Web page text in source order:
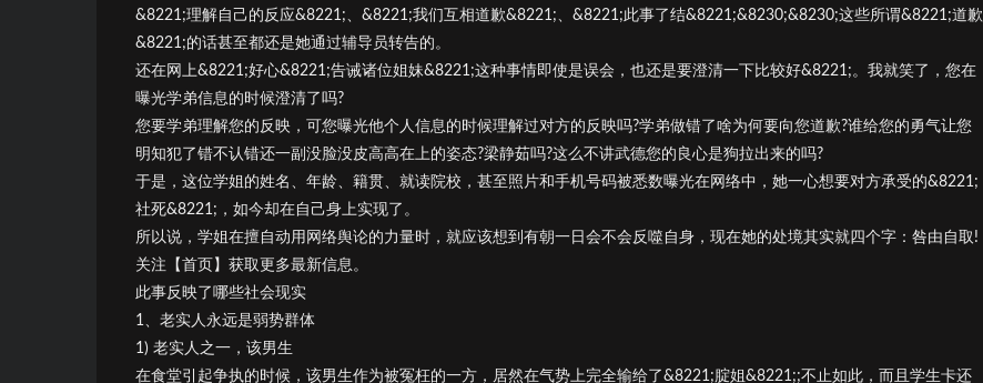
&8221;理解自己的反应&8221;、&8221;我们互相道歉&8221;、&8221;此事了结&8221;&8230;&8230;这些所谓&8221;道歉
&8221;的话甚至都还是她通过辅导员转告的。
还在网上&8221;好心&8221;告诫诸位姐妹&8221;这种事情即使是误会，也还是要澄清一下比较好&8221;。我就笑了，您在
曝光学弟信息的时候澄清了吗?
您要学弟理解您的反映，可您曝光他个人信息的时候理解过对方的反映吗?学弟做错了啥为何要向您道歉?谁给您的勇气让您
明知犯了错不认错还一副没脸没皮高高在上的姿态?梁静茹吗?这么不讲武德您的良心是狗拉出来的吗?
于是，这位学姐的姓名、年龄、籍贯、就读院校，甚至照片和手机号码被悉数曝光在网络中，她一心想要对方承受的&8221;
社死&8221;，如今却在自己身上实现了。
所以说，学姐在擅自动用网络舆论的力量时，就应该想到有朝一日会不会反噬自身，现在她的处境其实就四个字：咎由自取!
关注【首页】获取更多最新信息。
此事反映了哪些社会现实
1、老实人永远是弱势群体
1) 老实人之一，该男生
在食堂引起争执的时候，该男生作为被冤枉的一方，居然在气势上完全输给了&8221;腚姐&8221;;不止如此，而且学生卡还